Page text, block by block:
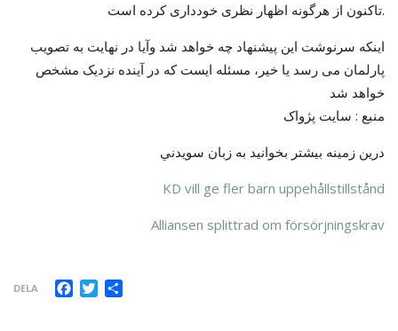
تاکنون از هرگونه اظهار نظری خودداری کرده است.
اینکه سرنوشت این پیشنهاد چه خواهد شد وآیا در نهایت به تصویب
پارلمان می رسد یا خیر، مسئله ایست که در آینده نزدیک مشخص
خواهد شد
منبع : سايت پژواک
درين زمينه بيشتر بخوانيد به زبان سويدني
KD vill ge fler barn uppehållstillstånd
Alliansen splittrad om försörjningskrav
DELA Facebook
Twitter